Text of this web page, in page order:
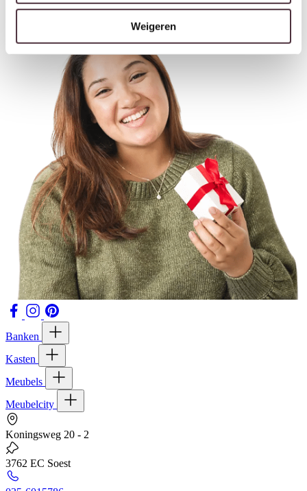
Weigeren
Banken
Kasten
Meubels
Meubelcity
Koningsweg 20 - 2
3762 EC Soest